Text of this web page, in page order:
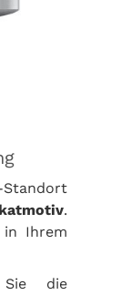
.
in Ihrem
die